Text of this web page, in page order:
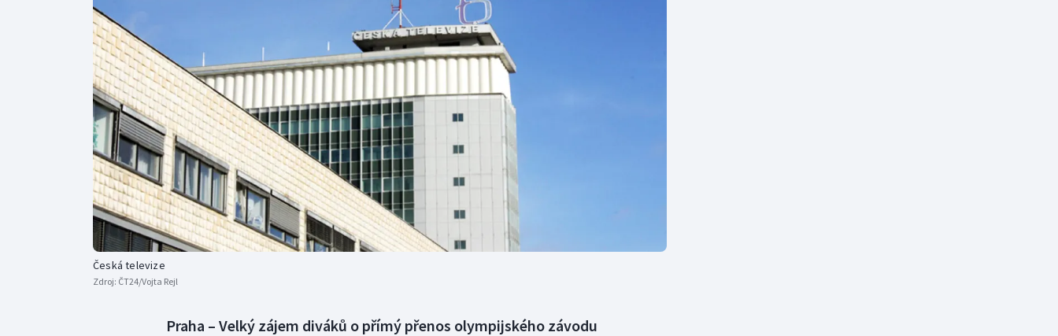
Florbal
Futsal
Golf
Gymnastika
Moderní pětiboj
Motorsport
Parasport
Plavání
Plážový volejbal
Česká televize
Zdroj: ČT24/Vojta Rejl
Praha – Velký zájem diváků o přímý přenos olympijského závodu